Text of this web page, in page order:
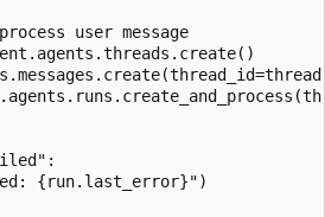
user message
{run.last_error}")